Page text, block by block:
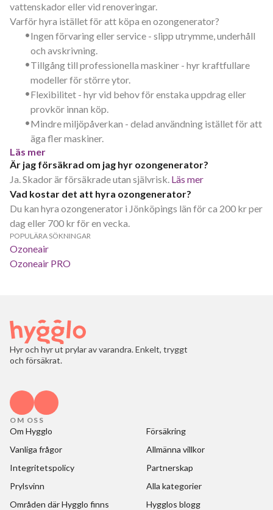
vattenskador eller vid renoveringar.
Varför hyra istället för att köpa en ozongenerator?
•Ingen förvaring eller service - slipp utrymme, underhåll
och avskrivning.
•Tillgång till professionella maskiner - hyr kraftfullare
modeller för större ytor.
•Flexibilitet - hyr vid behov för enstaka uppdrag eller
provkör innan köp.
•Mindre miljöpåverkan - delad användning istället för att
äga fler maskiner.
Läs mer
Är jag försäkrad om jag hyr ozongenerator?
Ja. Skador är försäkrade utan självrisk. Läs mer
Vad kostar det att hyra ozongenerator?
Du kan hyra ozongenerator i Jönköpings län för ca 200 kr per
dag eller 700 kr för en vecka.
POPULÄRA SÖKNINGAR
Ozoneair
Ozoneair PRO
Hyr och hyr ut prylar av varandra. Enkelt, tryggt
och försäkrat.
OM OSS
Om Hygglo
Försäkring
Vanliga frågor
Allmänna villkor
Integritetspolicy
Partnerskap
Prylsvinn
Alla kategorier
Områden där Hygglo finns
Hygglos blogg